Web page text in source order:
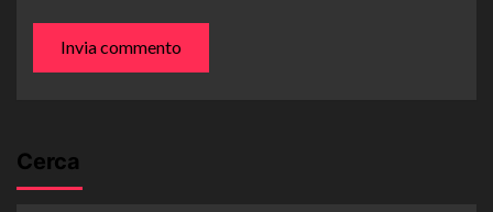
Cerca